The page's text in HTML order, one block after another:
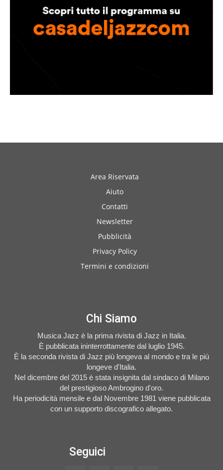
Area Riservata
Aiuto
Contatti
Newsletter
Pubblicità
Privacy Policy
Termini e condizioni
Chi Siamo
Musica Jazz è la prima rivista di Jazz in Italia.
È pubblicata ininterrottamente dal luglio 1945.
È la seconda rivista di Jazz più longeva al mondo e tra le più
longeve d'Italia.
Nel dicembre del 2015 è stata insignita dal sindaco di Milano
del prestigioso Ambrogino d'oro.
Ha periodicità mensile e dal Novembre 1981 viene pubblicata
con un supporto discografico allegato.
Seguici